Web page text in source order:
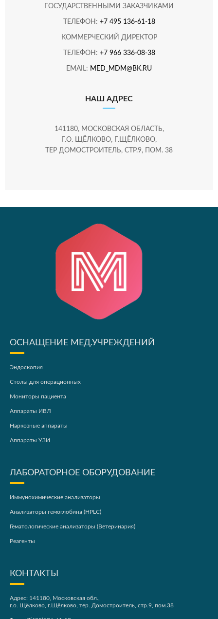
ГОСУДАРСТВЕННЫМИ ЗАКАЗЧИКАМИ
ТЕЛЕФОН: +7 495 136-61-18
КОММЕРЧЕСКИЙ ДИРЕКТОР
ТЕЛЕФОН: +7 966 336-08-38
EMAIL: MED_MDM@BK.RU
НАШ АДРЕС
141180, МОСКОВСКАЯ ОБЛАСТЬ,
Г.О. ЩЁЛКОВО, Г.ЩЁЛКОВО,
ТЕР ДОМОСТРОИТЕЛЬ, СТР.9, ПОМ. 38
ОСНАЩЕНИЕ МЕД.УЧРЕЖДЕНИЙ
Эндоскопия
Столы для операционных
Мониторы пациента
Аппараты ИВЛ
Наркозные аппараты
Аппараты УЗИ
ЛАБОРАТОРНОЕ ОБОРУДОВАНИЕ
Иммунохимические анализаторы
Анализаторы гемоглобина (HPLC)
Гематологические анализаторы (Ветеринария)
Реагенты
КОНТАКТЫ
Адрес: 141180, Московская обл.,
г.о. Щёлково, г.Щёлково, тер. Домостроитель, стр.9, пом.38